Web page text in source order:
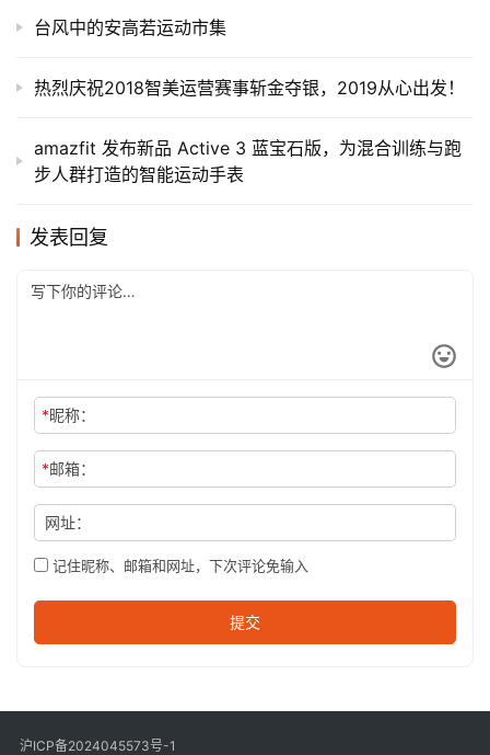
台风中的安高若运动市集
热烈庆祝2018智美运营赛事斩金夺银，2019从心出发！
amazfit 发布新品 Active 3 蓝宝石版，为混合训练与跑
步人群打造的智能运动手表
发表回复
*昵称：
*邮箱：
网址：
记住昵称、邮箱和网址，下次评论免输入
提交
沪ICP备2024045573号-1